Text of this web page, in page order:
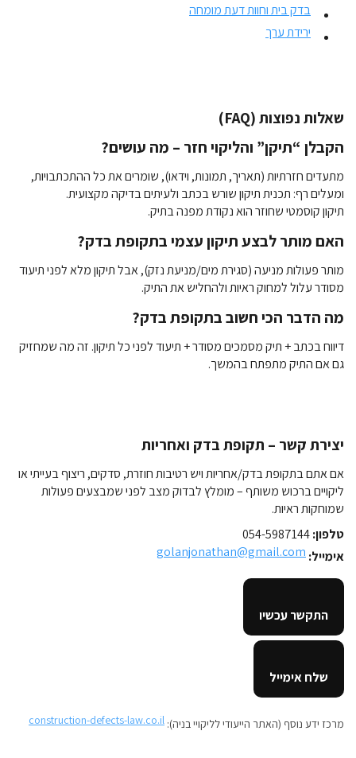
בדק בית וחוות דעת מומחה
ירידת ערך
שאלות נפוצות (FAQ)
הקבלן “תיקן” והליקוי חזר – מה עושים?
מתעדים חזרתיות (תאריך, תמונות, וידאו), שומרים את כל ההתכתבויות,
ומעלים רף: תכנית תיקון שורש בכתב ולעיתים בדיקה מקצועית.
תיקון קוסמטי שחוזר הוא נקודת מפנה בתיק.
האם מותר לבצע תיקון עצמי בתקופת בדק?
מותר פעולות מניעה (סגירת מים/מניעת נזק), אבל תיקון מלא לפני תיעוד
מסודר עלול למחוק ראיות ולהחליש את התיק.
מה הדבר הכי חשוב בתקופת בדק?
דיווח בכתב + תיק מסמכים מסודר + תיעוד לפני כל תיקון. זה מה שמחזיק
גם אם התיק מתפתח בהמשך.
יצירת קשר – תקופת בדק ואחריות
אם אתם בתקופת בדק/אחריות ויש רטיבות חוזרת, סדקים, ריצוף בעייתי או
ליקויים ברכוש משותף – מומלץ לבדוק מצב לפני שמבצעים פעולות
שמוחקות ראיות.
טלפון:
אימייל: golanjonathan@gmail.com
התקשר עכשיו
שלח אימייל
מרכז ידע נוסף (האתר הייעודי לליקויי בניה): construction-defects-law.co.il